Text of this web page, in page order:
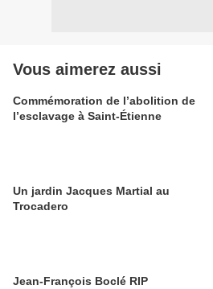
Vous aimerez aussi
Commémoration de l’abolition de
l’esclavage à Saint-Étienne
Un jardin Jacques Martial au
Trocadero
Jean-François Boclé RIP